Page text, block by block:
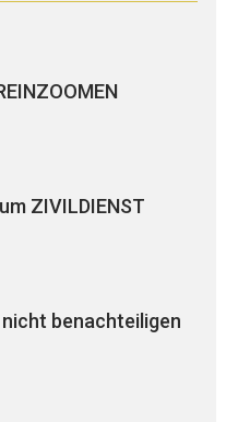
ZIVILDIENST
nicht benachteiligen